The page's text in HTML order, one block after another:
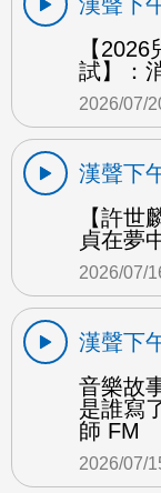
【
試】：
2026/07/
漢聲下
【許世
貞在夢
2026/07/
漢聲下
音樂故
是誰寫
師 FM
2026/07/